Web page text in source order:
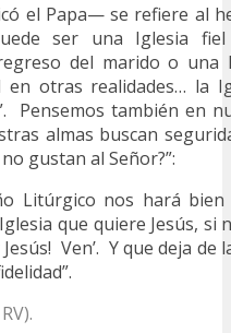
el Papa— se refiere al
ser una Iglesia
del marido o
en otras realidades… la
Pensemos también en
almas buscan
gustan al Señor?”:
Litúrgico nos hará
que quiere Jesús, si
Jesús! Ven’. Y que deja